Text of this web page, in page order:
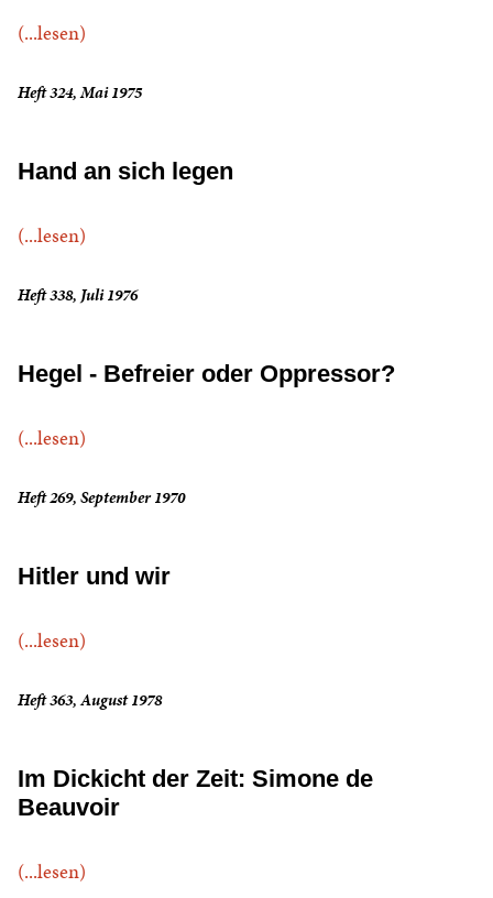
(...lesen)
Heft 324, Mai 1975
Hand an sich legen
(...lesen)
Heft 338, Juli 1976
Hegel - Befreier oder Oppressor?
(...lesen)
Heft 269, September 1970
Hitler und wir
(...lesen)
Heft 363, August 1978
Im Dickicht der Zeit: Simone de
Beauvoir
(...lesen)